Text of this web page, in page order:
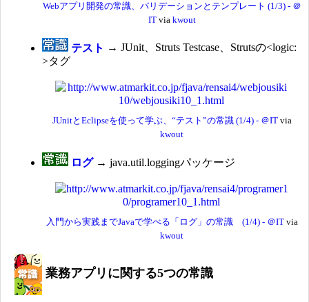
Webアプリ開発の常識、バリデーションとテンプレート (1/3) - ＠
ITvia kwout
テスト → JUnit、Struts Testcase、Strutsの<logic:
>タグ
JUnitとEclipseを使って学ぶ、“テスト”の常識 (1/4) - ＠ITvia
kwout
ログ→ java.util.loggingパッケージ
入門から実践までJavaで学べる「ログ」の常識 (1/4) - ＠ITvia
kwout
業務アプリに関する5つの常識